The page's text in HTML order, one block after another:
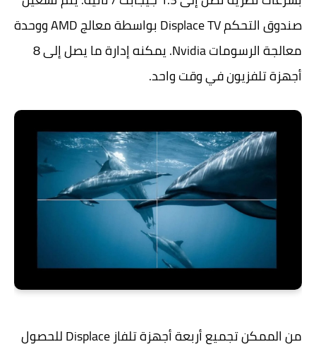
صندوق التحكم Displace TV بواسطة معالج AMD ووحدة
معالجة الرسومات Nvidia. يمكنه إدارة ما يصل إلى 8
أجهزة تلفزيون في وقت واحد.
من الممكن تجميع أربعة أجهزة تلفاز Displace للحصول